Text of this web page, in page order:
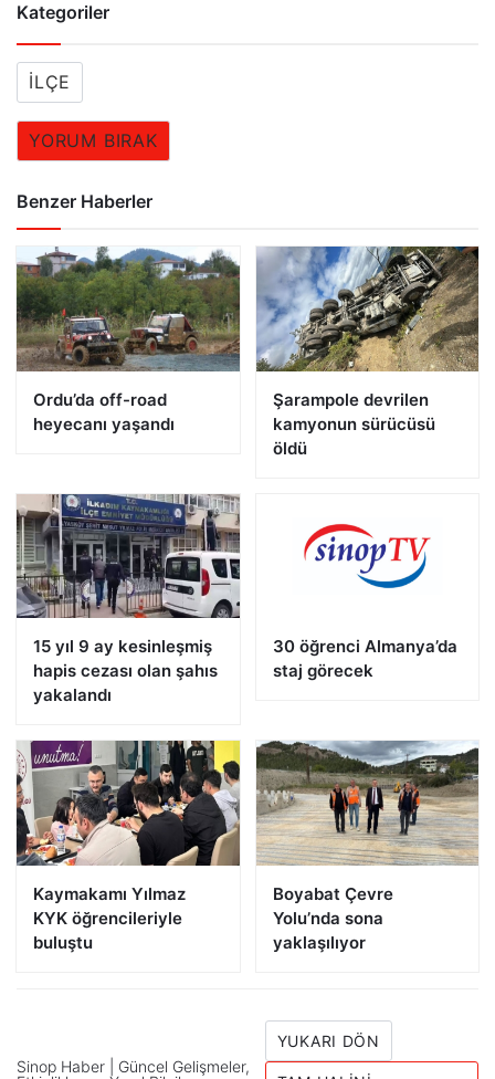
Kategoriler
İLÇE
YORUM BIRAK
Benzer Haberler
Ordu’da off-road
heyecanı yaşandı
Şarampole devrilen
kamyonun sürücüsü
öldü
15 yıl 9 ay kesinleşmiş
hapis cezası olan şahıs
yakalandı
30 öğrenci Almanya’da
staj görecek
Kaymakamı Yılmaz
KYK öğrencileriyle
buluştu
Boyabat Çevre
Yolu’nda sona
yaklaşılıyor
Sinop Haber | Güncel Gelişmeler,
YUKARI DÖN